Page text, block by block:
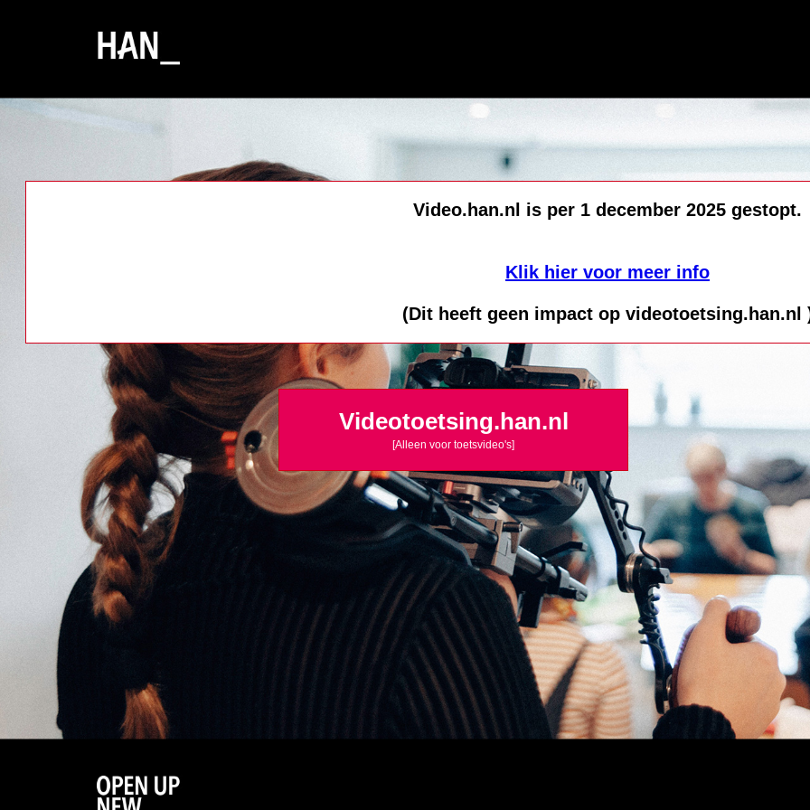
Video.han.nl is per 1 december 2025 gestopt.
Klik hier voor meer info
(Dit heeft geen impact op videotoetsing.han.nl
Videotoetsing.han.nl
[Alleen voor toetsvideo's]